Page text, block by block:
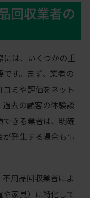
回収業者の
には、いくつかの重
す。まず、業者の
ミや評価をネット
去の顧客の体験談
できる業者は、明確
が発生する場合も事
用品回収業者によ
家具）に特化して